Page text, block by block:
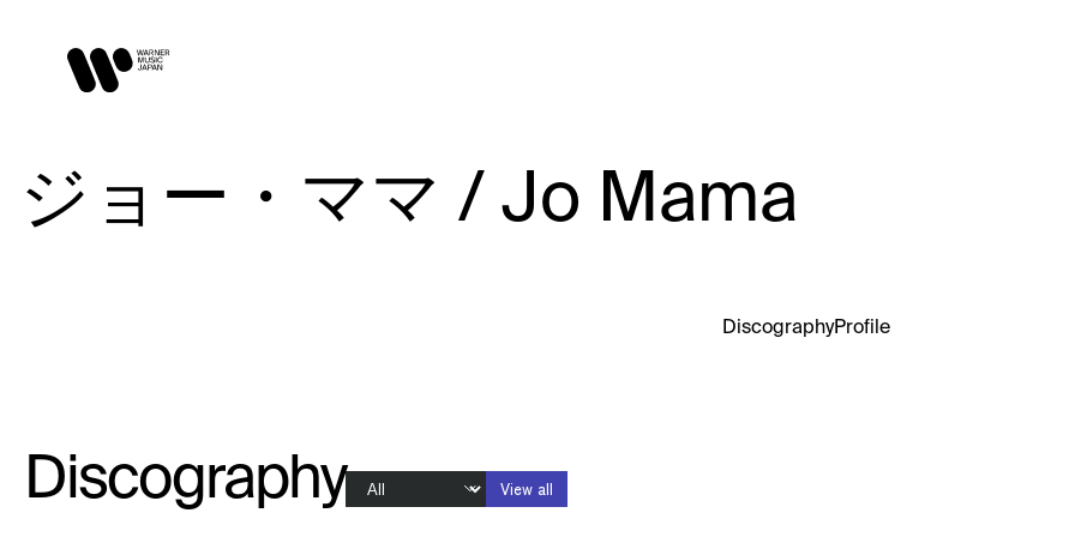
ジョー・ママ / Jo Mama
DiscographyProfile
Discography View all